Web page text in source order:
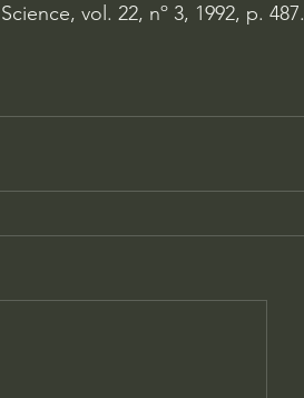
vol. 22, nº 3, 1992, p. 487.